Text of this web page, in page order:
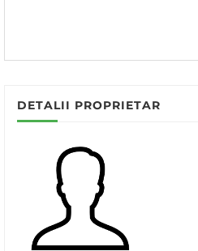
DETALII PROPRIETAR